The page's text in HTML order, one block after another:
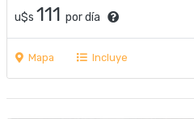
u$s 111 por día
Mapa Incluye